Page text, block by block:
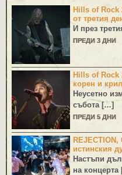
Hills of Rock
от третия
И през
ПРЕДИ 3 ДНИ
Hills of Rock
корен и
Неусетно
събота […]
ПРЕДИ 5 ДНИ
REJECTION,
истинския
Настъпи
на